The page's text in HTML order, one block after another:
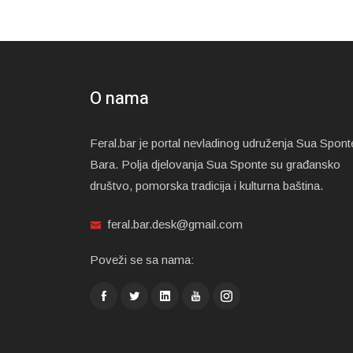
O nama
Feral.bar je portal nevladinog udruženja Sua
Bara. Polja djelovanja Sua Sponte su građansko
društvo, pomorska tradicija i kulturna baština.
feral.bar.desk@gmail.com
Poveži se sa nama: